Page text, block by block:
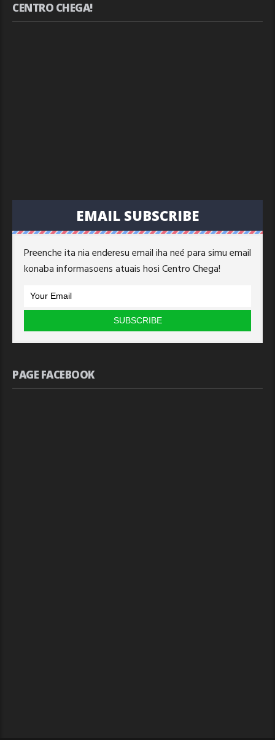
CENTRO CHEGA!
EMAIL SUBSCRIBE
Preenche ita nia enderesu email iha neé para simu email
konaba informasoens atuais hosi Centro Chega!
PAGE FACEBOOK